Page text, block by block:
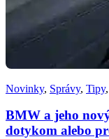
Novinky, Správy, Tipy,
BMW a jeho
dotykom alebo